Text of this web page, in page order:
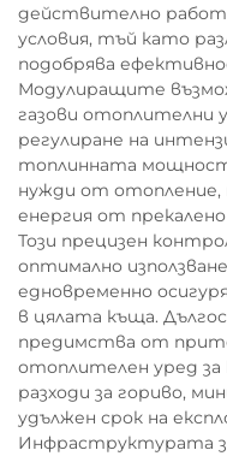
действително
условия, тъй като
подобрява
Модулиращите
газови отоплителни
регулиране на
топлинната
нужди от отопление,
енергия от
Този прецизен
оптимално
едновременно
в цялата къща.
предимства от
отоплителен уред
разходи за гориво,
удължен срок на
Инфраструктурата